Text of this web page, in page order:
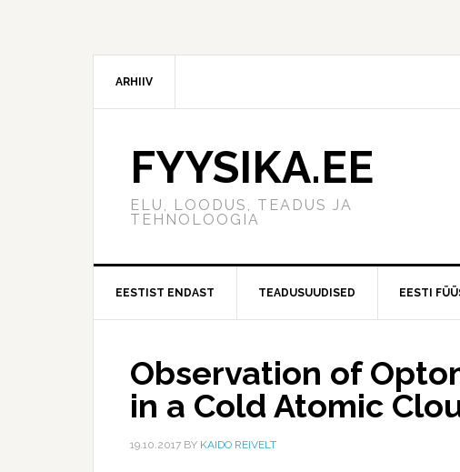
ARHIIV
FYYSIKA.EE
ELU, LOODUS, TEADUS JA
TEHNOLOOGIA
EESTIST ENDAST TEADUSUUDISED EESTI
Observation of
in a Cold Atomic
19.10.2017 BY KAIDO REIVELT